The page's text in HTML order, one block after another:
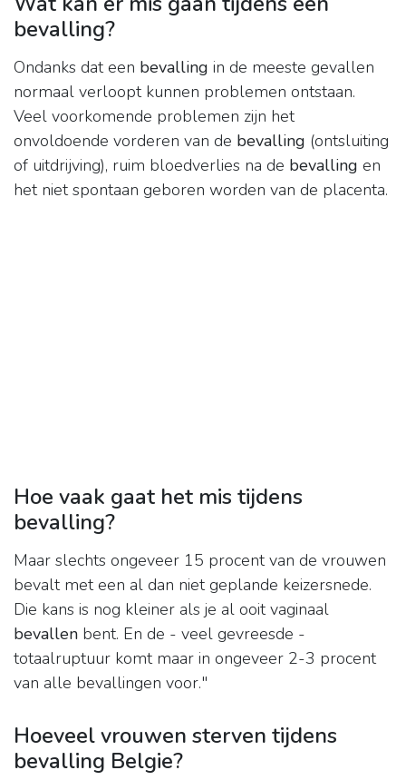
bevalling?
Ondanks dat een bevalling in de meeste gevallen
normaal verloopt kunnen problemen ontstaan.
Veel voorkomende problemen zijn het
onvoldoende vorderen van de bevalling (ontsluiting
of uitdrijving), ruim bloedverlies na de bevalling en
het niet spontaan geboren worden van de placenta.
Hoe vaak gaat het mis tijdens
bevalling?
Maar slechts ongeveer 15 procent van de vrouwen
bevalt met een al dan niet geplande keizersnede.
Die kans is nog kleiner als je al ooit vaginaal
bevallen bent. En de - veel gevreesde -
totaalruptuur komt maar in ongeveer 2-3 procent
van alle bevallingen voor."
Hoeveel vrouwen sterven tijdens
bevalling Belgie?